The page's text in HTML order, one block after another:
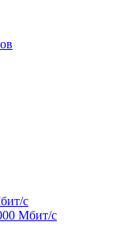
с
Мбит/с